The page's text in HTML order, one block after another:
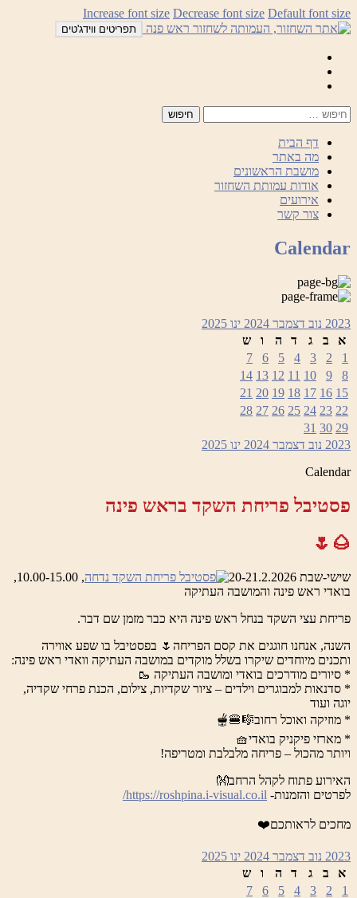
לדלג
לתוכן
Increase font size Decrease font size Default font size
תפריטים ווידג'טים
דף הבית
מה באתר
מושבת הראשונים
אודות עמותת השחזור
אירועים
צור קשר
Calendar
2023 נוב דצמבר 2024 ינו 2025
א
ב ג ד ה ו
ש
1
2
3
4
5
6
7
8
9
10
11
12
13
14
15
16
17
18
19
20
21
22
23
24
25
26
27
28
29
30
31
2023 נוב דצמבר 2024 ינו 2025
Calendar
פסטיבל פריחת השקד בראש פינה
🌰🌷
שישי-שבת 20-21.2.2026
, 10.00-15.00,
בואדי ראש פינה והמושבה העתיקה
פריחת עצי השקד בנחל ראש פינה היא כבר מזמן שם דבר.
השנה, אנחנו חוגגים את קסם הפריחה🌷 בפסטיבל בו שפע אווירה
ותכנים מיוחדים שיקרו בשלל מוקדים במושבה העתיקה וואדי ראש פינה:
* סיורים מודרכים בואדי ומושבה העתיקה 🥾
* סדנאות למבוגרים וילדים – ציור שקדיות, צילום, הכנת פרחי שקדיה,
יוגה ועוד
* מוזיקה ואוכל רחוב🎼🍔🫕
* מארזי פיקניק בואדי🧺
ויותר מהכול – פריחה מלבלבת ומטריפה!
האירוע פתוח לקהל הרחב👐
לפרטים והזמנות- https://roshpina.i-visual.co.il/
מחכים לראותכם❤️
2023 נוב דצמבר 2024 ינו 2025
א
ב ג ד ה ו
ש
1
2
3
4
5
6
7